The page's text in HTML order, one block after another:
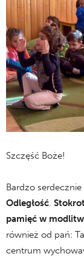
Szczęść Boże!
Bardzo
Odległość.
pamięć w
również od pań:
centrum